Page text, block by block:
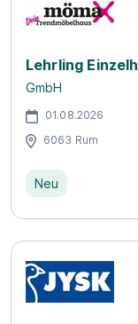
Lehrling
GmbH
01.08.2026
6063 Rum
Neu